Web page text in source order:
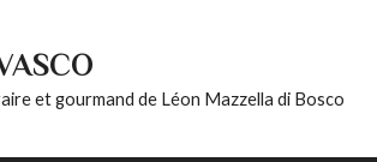
et gourmand de Léon Mazzella di Bosco